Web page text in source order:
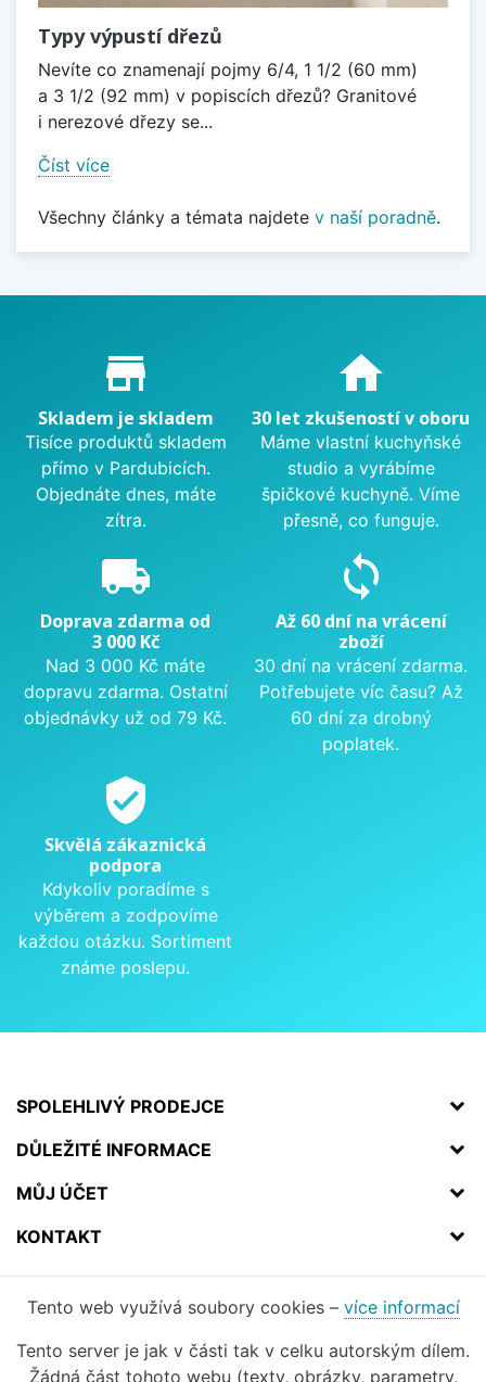
Typy výpustí dřezů
Nevíte co znamenají pojmy 6/4, 1 1/2 (60 mm)
a 3 1/2 (92 mm) v popiscích dřezů? Granitové
i nerezové dřezy se...
Číst více
Všechny články a témata najdete v naší poradně.
Proč nakupovat u nás?
store_mall_directory
Skladem je skladem
Tisíce produktů skladem
přímo v Pardubicích.
Objednáte dnes, máte
zítra.
home
30 let zkušeností v oboru
Máme vlastní kuchyňské
studio a vyrábíme
špičkové kuchyně. Víme
přesně, co funguje.
local_shipping
Doprava zdarma od
3 000 Kč
Nad 3 000 Kč máte
dopravu zdarma. Ostatní
objednávky už od 79 Kč.
sync
Až 60 dní na vrácení
zboží
30 dní na vrácení zdarma.
Potřebujete víc času? Až
60 dní za drobný
poplatek.
verified_user
Skvělá zákaznická
podpora
Kdykoliv poradíme s
výběrem a zodpovíme
každou otázku. Sortiment
známe poslepu.
SPOLEHLIVÝ PRODEJCE
DŮLEŽITÉ INFORMACE
MŮJ ÚČET
KONTAKT
Tento web využívá soubory cookies – více informací
Tento server je jak v části tak v celku autorským dílem.
Žádná část tohoto webu (texty, obrázky, parametry,